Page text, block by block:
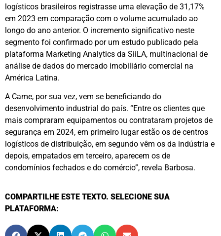
logísticos brasileiros registrasse uma elevação de 31,17%
em 2023 em comparação com o volume acumulado ao
longo do ano anterior. O incremento significativo neste
segmento foi confirmado por um estudo publicado pela
plataforma Marketing Analytics da SiiLA, multinacional de
análise de dados do mercado imobiliário comercial na
América Latina.
A Came, por sua vez, vem se beneficiando do
desenvolvimento industrial do país. “Entre os clientes que
mais compraram equipamentos ou contrataram projetos de
segurança em 2024, em primeiro lugar estão os de centros
logísticos de distribuição, em segundo vêm os da indústria e
depois, empatados em terceiro, aparecem os de
condomínios fechados e do comércio”, revela Barbosa.
COMPARTILHE ESTE TEXTO. SELECIONE SUA
PLATAFORMA: